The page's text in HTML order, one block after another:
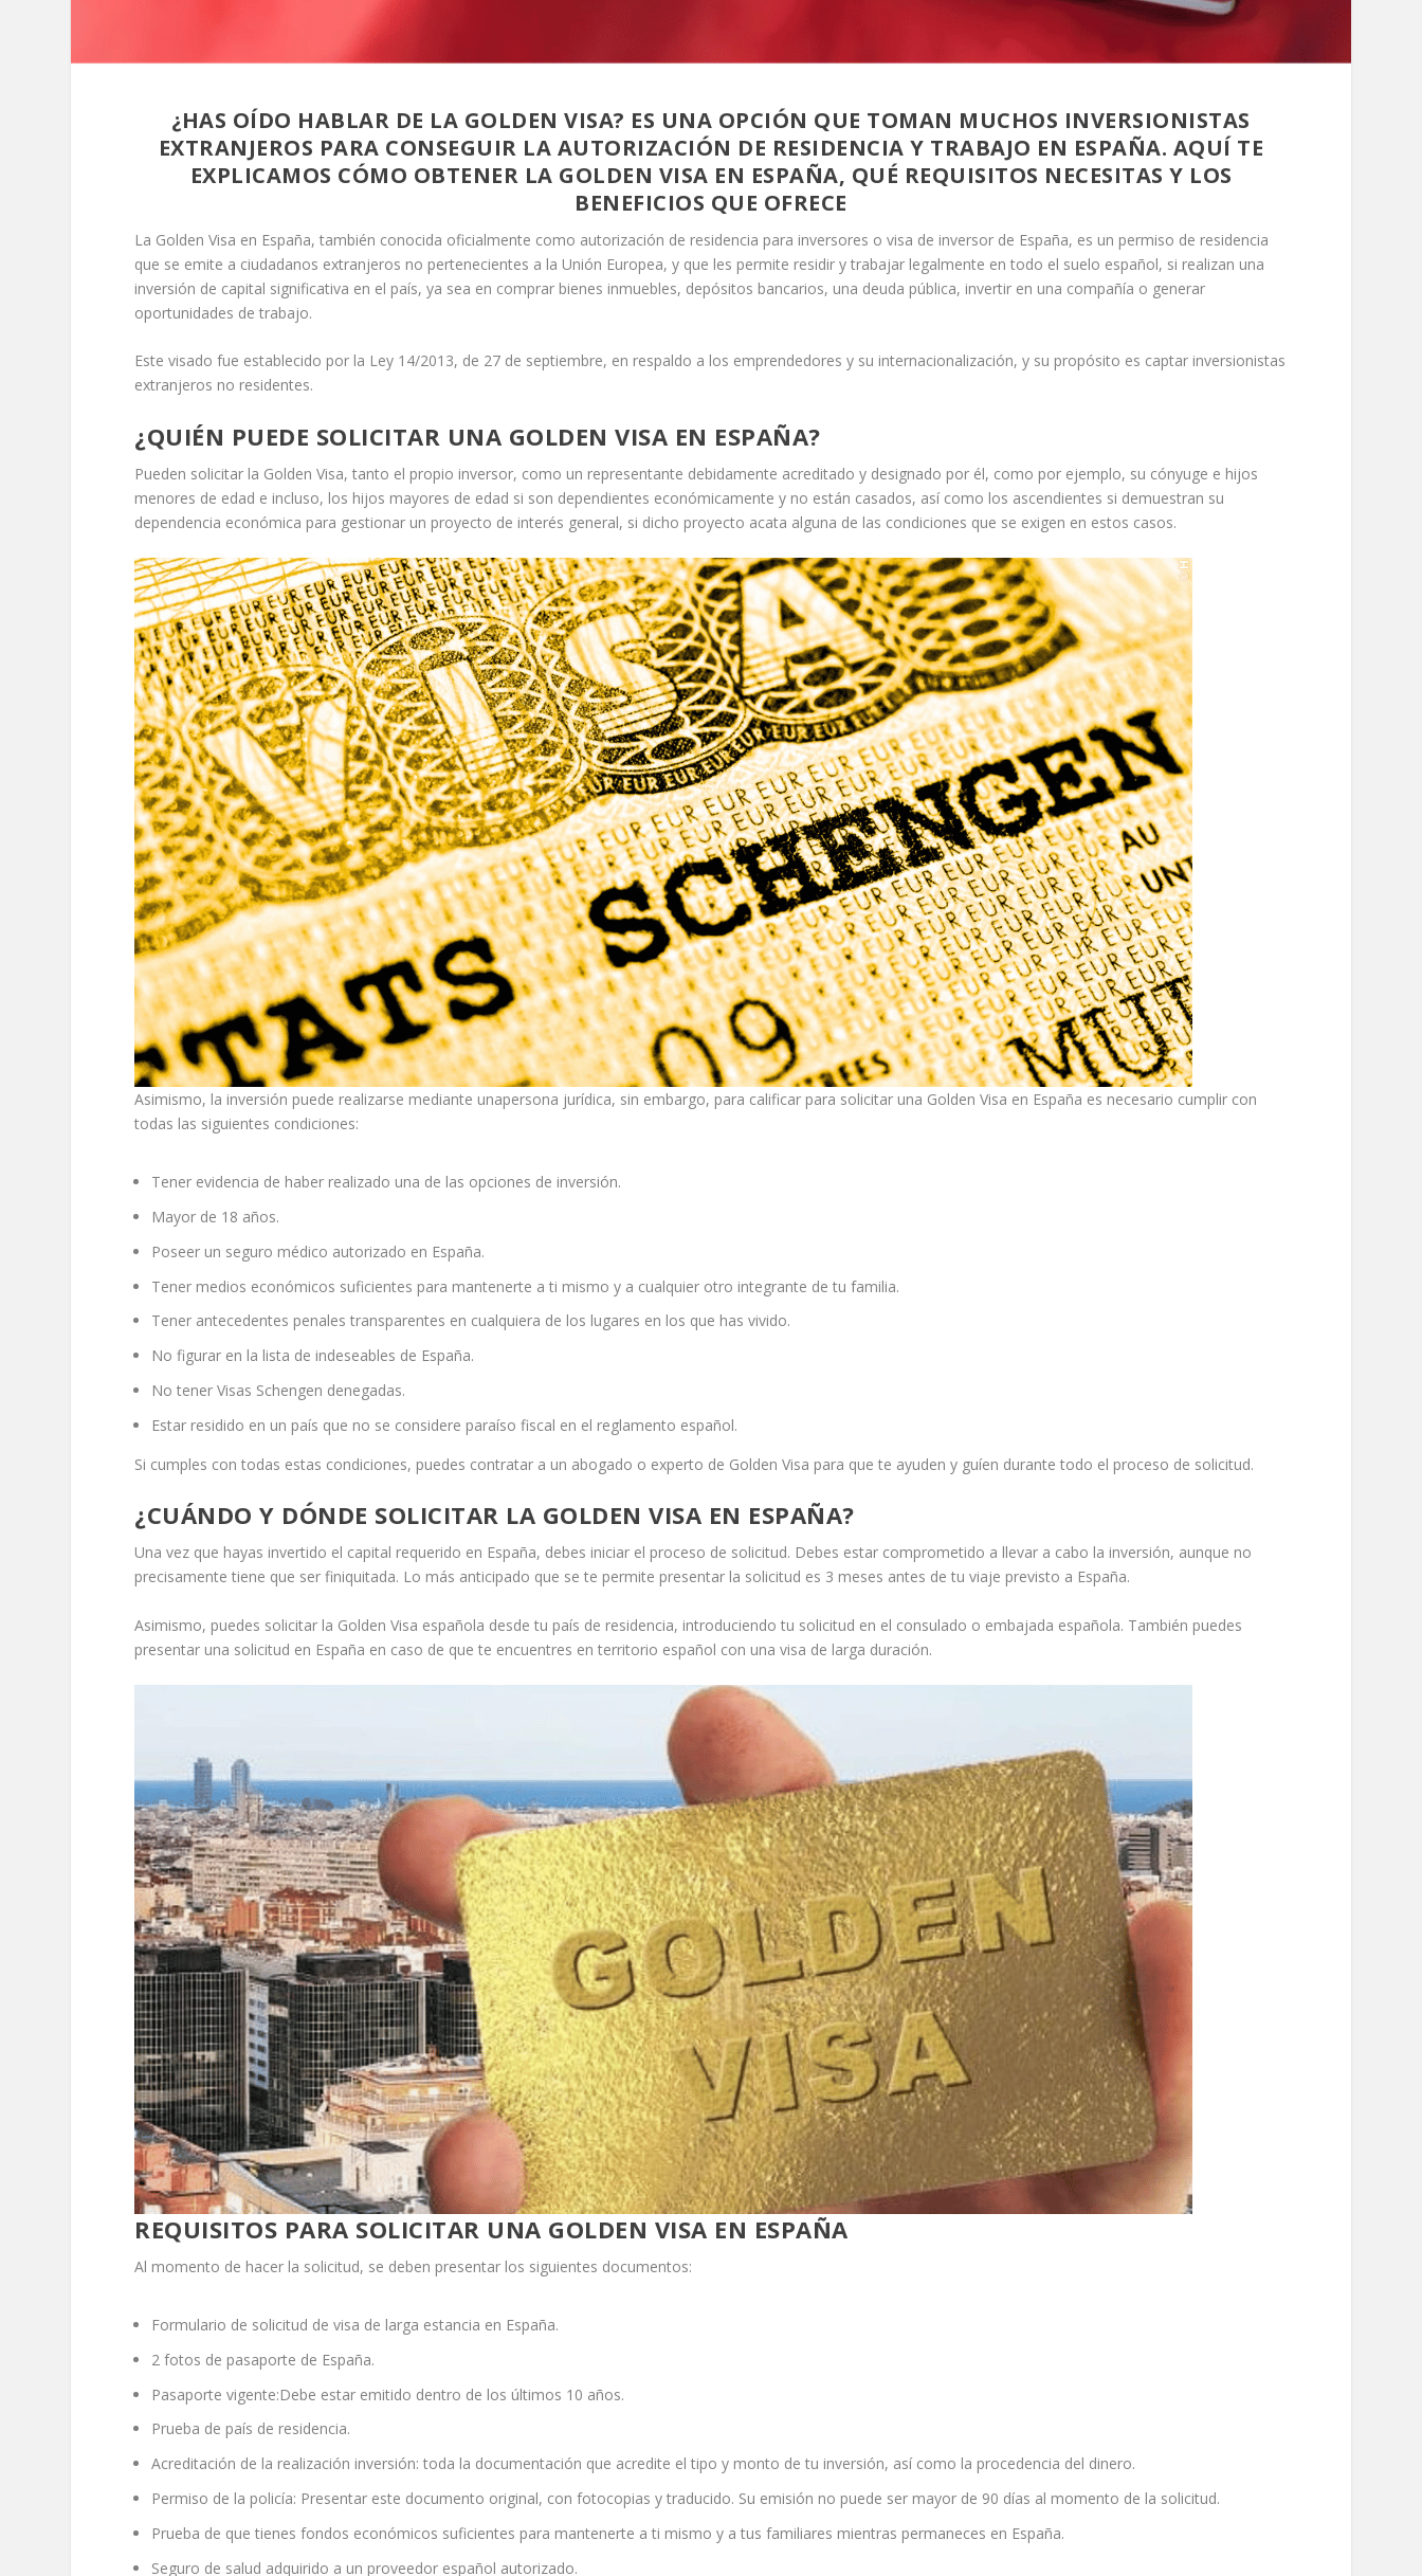
¿HAS OÍDO HABLAR DE LA GOLDEN VISA? ES UNA OPCIÓN QUE TOMAN MUCHOS INVERSIONISTAS
EXTRANJEROS PARA CONSEGUIR LA AUTORIZACIÓN DE RESIDENCIA Y TRABAJO EN ESPAÑA. AQUÍ TE
EXPLICAMOS CÓMO OBTENER LA GOLDEN VISA EN ESPAÑA, QUÉ REQUISITOS NECESITAS Y LOS
BENEFICIOS QUE OFRECE
La Golden Visa en España, también conocida oficialmente como autorización de residencia para inversores o visa de inversor de España, es un permiso de residencia
que se emite a ciudadanos extranjeros no pertenecientes a la Unión Europea, y que les permite residir y trabajar legalmente en todo el suelo español, si realizan una
inversión de capital significativa en el país, ya sea en comprar bienes inmuebles, depósitos bancarios, una deuda pública, invertir en una compañía o generar
oportunidades de trabajo.
Este visado fue establecido por la Ley 14/2013, de 27 de septiembre, en respaldo a los emprendedores y su internacionalización, y su propósito es captar inversionistas
extranjeros no residentes.
¿QUIÉN PUEDE SOLICITAR UNA GOLDEN VISA EN ESPAÑA?
Pueden solicitar la Golden Visa, tanto el propio inversor, como un representante debidamente acreditado y designado por él, como por ejemplo, su cónyuge e hijos
menores de edad e incluso, los hijos mayores de edad si son dependientes económicamente y no están casados, así como los ascendientes si demuestran su
dependencia económica para gestionar un proyecto de interés general, si dicho proyecto acata alguna de las condiciones que se exigen en estos casos.
Asimismo, la inversión puede realizarse mediante unapersona jurídica, sin embargo, para calificar para solicitar una Golden Visa en España es necesario cumplir con
todas las siguientes condiciones:
Tener evidencia de haber realizado una de las opciones de inversión.
Mayor de 18 años.
Poseer un seguro médico autorizado en España.
Tener medios económicos suficientes para mantenerte a ti mismo y a cualquier otro integrante de tu familia.
Tener antecedentes penales transparentes en cualquiera de los lugares en los que has vivido.
No figurar en la lista de indeseables de España.
No tener Visas Schengen denegadas.
Estar residido en un país que no se considere paraíso fiscal en el reglamento español.
Si cumples con todas estas condiciones, puedes contratar a un abogado o experto de Golden Visa para que te ayuden y guíen durante todo el proceso de solicitud.
¿CUÁNDO Y DÓNDE SOLICITAR LA GOLDEN VISA EN ESPAÑA?
Una vez que hayas invertido el capital requerido en España, debes iniciar el proceso de solicitud. Debes estar comprometido a llevar a cabo la inversión, aunque no
precisamente tiene que ser finiquitada. Lo más anticipado que se te permite presentar la solicitud es 3 meses antes de tu viaje previsto a España.
Asimismo, puedes solicitar la Golden Visa española desde tu país de residencia, introduciendo tu solicitud en el consulado o embajada española. También puedes
presentar una solicitud en España en caso de que te encuentres en territorio español con una visa de larga duración.
REQUISITOS PARA SOLICITAR UNA GOLDEN VISA EN ESPAÑA
Al momento de hacer la solicitud, se deben presentar los siguientes documentos:
Formulario de solicitud de visa de larga estancia en España.
2 fotos de pasaporte de España.
Pasaporte vigente:Debe estar emitido dentro de los últimos 10 años.
Prueba de país de residencia.
Acreditación de la realización inversión: toda la documentación que acredite el tipo y monto de tu inversión, así como la procedencia del dinero.
Permiso de la policía: Presentar este documento original, con fotocopias y traducido. Su emisión no puede ser mayor de 90 días al momento de la solicitud.
Prueba de que tienes fondos económicos suficientes para mantenerte a ti mismo y a tus familiares mientras permaneces en España.
Seguro de salud adquirido a un proveedor español autorizado.